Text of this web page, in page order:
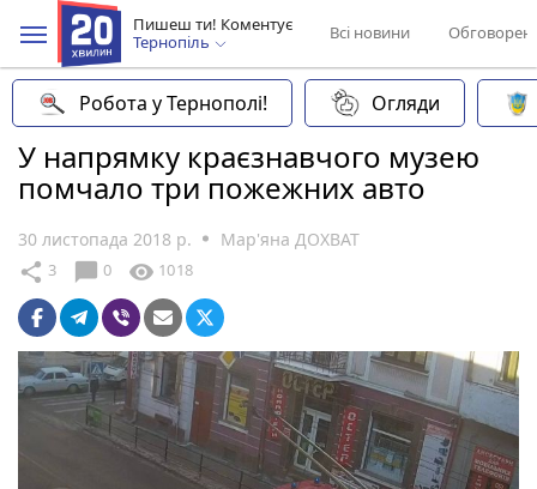
Пишеш ти! Коментує
Тернопіль
Всі новини
Робота у Тернополі! Огляди
У напрямку краєзнавчого музею
помчало три пожежних авто
30 листопада 2018 р. Мар'яна ДОХВАТ
share 3 chat_bubble 0 visibility 1018